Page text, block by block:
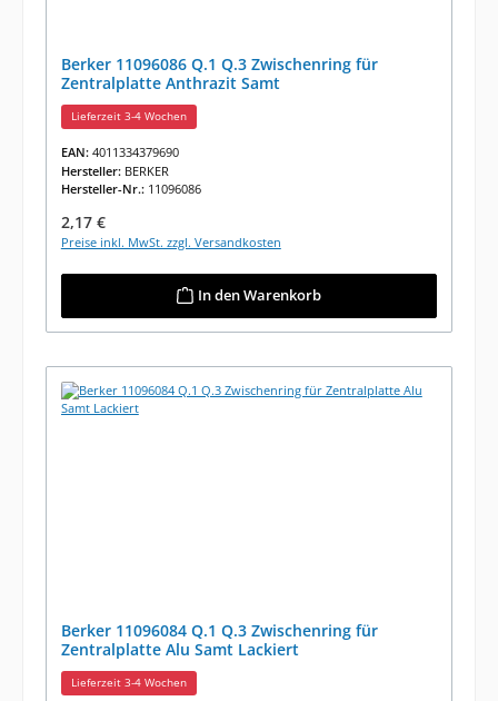
Berker 11096086 Q.1 Q.3 Zwischenring für
Zentralplatte Anthrazit Samt
Lieferzeit 3-4 Wochen
EAN: 4011334379690
Hersteller: BERKER
Hersteller-Nr.: 11096086
Regulärer Preis:
2,17 €
Preise inkl. MwSt. zzgl. Versandkosten
In den Warenkorb
Berker 11096084 Q.1 Q.3 Zwischenring für
Zentralplatte Alu Samt Lackiert
Lieferzeit 3-4 Wochen